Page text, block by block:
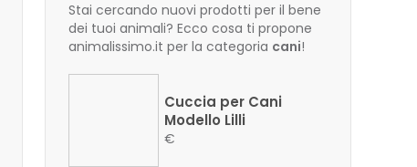
Stai cercando nuovi prodotti per il bene
dei tuoi animali? Ecco cosa ti propone
animalissimo.it per la categoria cani!
Cuccia per Cani
Modello Lilli
€